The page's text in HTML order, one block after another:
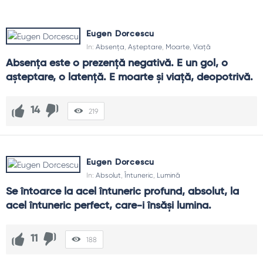
Eugen Dorcescu
In: Absența, Așteptare, Moarte, Viață
Absenţa este o prezenţă negativă. E un gol, o
aşteptare, o latenţă. E moarte şi viaţă, deopotrivă.
14 219
Eugen Dorcescu
In: Absolut, Întuneric, Lumină
Se întoarce la acel întuneric profund, absolut, la
acel întuneric perfect, care-i însăși lumina.
11 188